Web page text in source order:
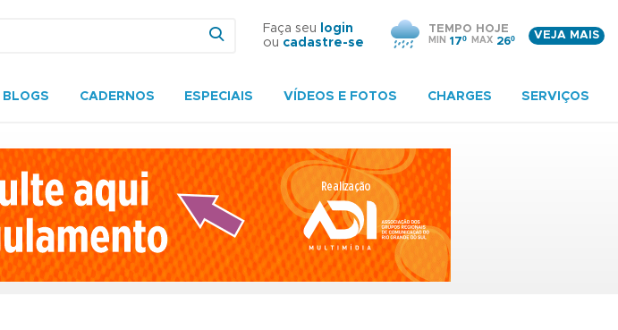
Faça seu
login
ou cadastre-se
TEMPO HOJE
MIN 17º MAX 26º
VEJA MAIS
BLOGS CADERNOS ESPECIAIS VÍDEOS E FOTOS CHARGES SERVIÇOS